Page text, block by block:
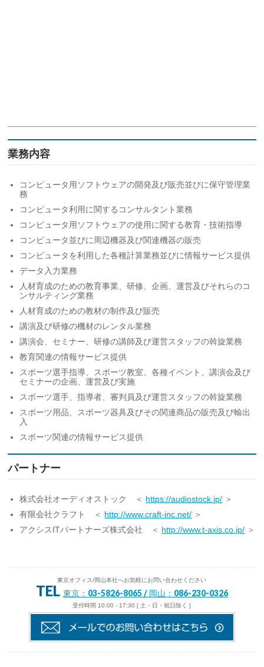
業務内容
コンピュータ用ソフトウェアの開発及び販売並びに保守管理業
務
コンピュータ利用に関するコンサルタント業務
コンピュータ用ソフトウェアの使用に関する教育・技術指導
コンピュータ並びに周辺機器及び関連機器の販売
コンピュータを利用した各種計算業務並びに情報サービス提供
データ入力業務
人材育成のための教育事業、研修、企画、運営及びそれらのコ
ンサルティング業務
人材育成のための教材の制作及び販売
講演及び研修の機材のレンタル業務
講演会、セミナー、研修の講師及び運営スタッフの斡旋業務
教育関連の情報サービス提供
スポーツ選手指導、スポーツ教室、各種イベント、講演会及び
セミナーの企画、運営及び実施
スポーツ選手、指導者、審判員及び運営スタッフの斡旋業務
スポーツ用品、スポーツ器具及びその関連商品の販売及び輸出
入
スポーツ関連の情報サービス提供
パートナー
株式会社オーディオストック ＜ https://audiostock.jp/ ＞
有限会社クラフト ＜ http://www.craft-inc.net/ ＞
アクシスITパートナーズ株式会社 ＜ http://www.t-axis.co.jp/ ＞
東京オフィス/岡山本社へお気軽にお問い合わせください
TEL 東京：03-5826-8065 / 岡山：086-230-0326
受付時間 10:00 - 17:30 [ 土・日・祝日除く ]